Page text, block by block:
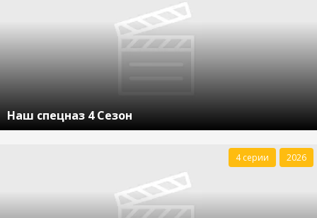
Наш спецназ 4 Сезон
4 серии 2026